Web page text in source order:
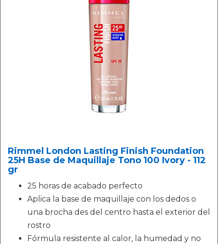
Rimmel London Lasting Finish Foundation
25H Base de Maquillaje Tono 100 Ivory - 112
gr
25 horas de acabado perfecto
Aplica la base de maquillaje con los dedos o
una brocha des del centro hasta el exterior del
rostro
Fórmula resistente al calor, la humedad y no